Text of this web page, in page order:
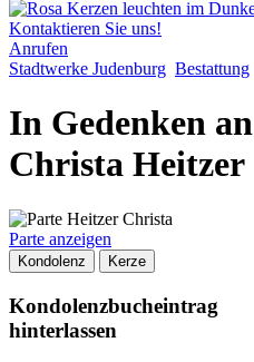
Kontaktieren Sie uns!
Anrufen
Stadtwerke Judenburg Bestattung
In Gedenken an
Christa Heitzer
Parte anzeigen
Kondolenz Kerze
Kondolenzbucheintrag
hinterlassen